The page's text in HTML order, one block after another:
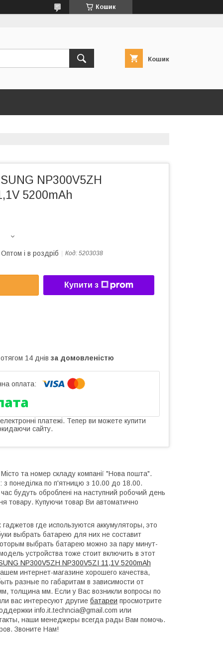
Кошик
Кошик
NP300V5ZH
5200mAh
Оптом і в роздріб Код: 5203038
Купити з
14 днів за домовленістю
платежі. Тепер ви можете купити
сайту.
та номер складу компанії "Нова пошта".
з понеділка по п'ятницю з 10.00 до 18.00.
будуть оброблені на наступний робочий день
товару. Купуючи товар Ви автоматично
где используются аккумуляторы, это
выбрать батарею для них не составит
выбрать батарею можно за пару минут-
устройства тоже стоит включить в этот
NP300V5ZH NP300V5ZI 11,1V 5200mAh
интернет-магазине хорошего качества,
разные по габаритам в зависимости от
толщина мм. Если у Вас возникли вопросы по
вас интересуют другие батареи просмотрите
info.it.techncia@gmail.com или
наши менеджеры всегда рады Вам помочь.
Звоните Нам!